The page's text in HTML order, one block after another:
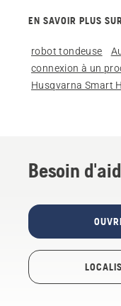
EN SAVOIR PLUS
robot tondeuse
connexion à un
Husqvarna Smart
Besoin